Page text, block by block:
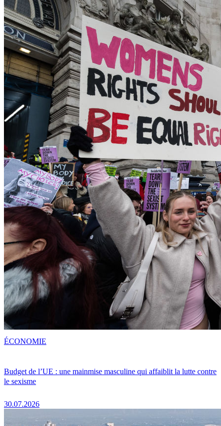
Budget de l’UE : une mainmise masculine qui affaiblit la lutte contre
le sexisme
30.07.2026
ÉCONOMIE